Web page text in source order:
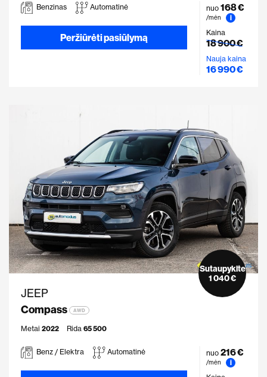
Benzinas Automatinė
Peržiūrėti pasiūlymą
nuo 168 €
/mėn
i
Kaina
18 900 €
Nauja kaina
16 990 €
JEEP
Compass
AWD
Metai 2022 Rida 65 500
Sutaupykite
1 040 €
Benz / Elektra Automatinė nuo 216 €
/mėn
i